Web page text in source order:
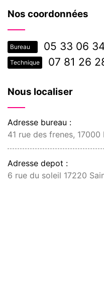
Nos coordonnées
Bureau 05 33 06
Technique 07 81 26
Nous localiser
Adresse bureau :
41 rue des frenes, 17000
Adresse depot :
6 rue du soleil 17220